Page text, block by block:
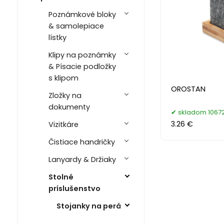
Poznámkové bloky
& samolepiace
lístky
Klipy na poznámky
& Písacie podložky
s klipom
Zložky na
dokumenty
Vizitkáre
Čistiace handričky
Lanyardy & Držiaky
Stolné
príslušenstvo
Stojanky na perá
OROSTAN
skladom
3.26 €